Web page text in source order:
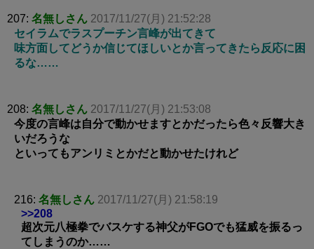
207: 名無しさん 2017/11/27(月) 21:52:28
セイラムでラスプーチン言峰が出てきて
味方面してどうか信じてほしいとか言ってきたら反応に困
るな……
208: 名無しさん 2017/11/27(月) 21:53:08
今度の言峰は自分で動かせますとかだったら色々反響大き
いだろうな
といってもアンリミとかだと動かせたけれど
216: 名無しさん 2017/11/27(月) 21:58:19
>>208
超次元八極拳でバスケする神父がFGOでも猛威を振るっ
てしまうのか……